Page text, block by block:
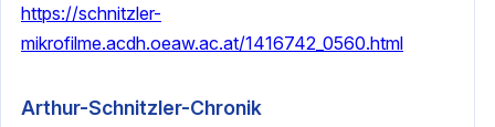
https://schnitzler-
mikrofilme.acdh.oeaw.ac.at/1416742_0560.html
Arthur-Schnitzler-Chronik